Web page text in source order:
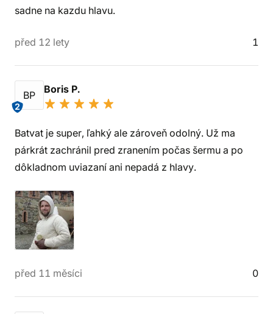
sadne na kazdu hlavu.
před 12 lety 1
BP
2
Boris P.
Batvat je super, ľahký ale zároveň odolný. Už ma
párkrát zachránil pred zranením počas šermu a po
dôkladnom uviazaní ani nepadá z hlavy.
před 11 měsíci 0